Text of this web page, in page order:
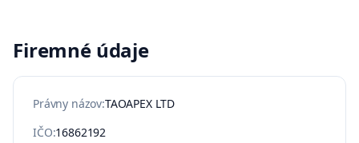
Firemné údaje
Právny názov:TAOAPEX LTD
IČO:16862192